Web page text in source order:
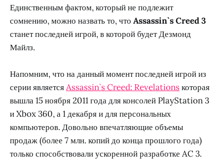
Единственным фактом, который не подлежит
сомнению, можно назвать то, что Assassin`s Creed 3
станет последней игрой, в которой будет Дезмонд
Майлз.
Напомним, что на данный момент последней игрой из
серии являетсяAssassin`s Creed: Revelationsкоторая
вышла 15 ноября 2011 года для консолей PlayStation 3
и Xbox 360, а 1 декабря и для персональных
компьютеров. Довольно впечатляющие объемы
продаж (более 7 млн. копий до конца прошлого года)
только способствовали ускоренной разработке AC 3.